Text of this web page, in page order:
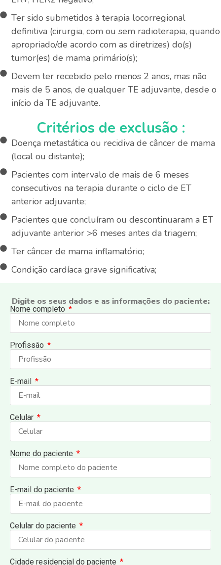
Ter sido submetidos à terapia locorregional
definitiva (cirurgia, com ou sem radioterapia, quando
apropriado/de acordo com as diretrizes) do(s)
tumor(es) de mama primário(s);
Devem ter recebido pelo menos 2 anos, mas não
mais de 5 anos, de qualquer TE adjuvante, desde o
início da TE adjuvante.
Critérios de exclusão :
Doença metastática ou recidiva de câncer de mama
(local ou distante);
Pacientes com intervalo de mais de 6 meses
consecutivos na terapia durante o ciclo de ET
anterior adjuvante;
Pacientes que concluíram ou descontinuaram a ET
adjuvante anterior >6 meses antes da triagem;
Ter câncer de mama inflamatório;
Condição cardíaca grave significativa;
Digite os seus dados e as informações do paciente:​
Nome completo
Profissão
E-mail
Celular
Nome do paciente
E-mail do paciente
Celular do paciente
Cidade residencial do paciente